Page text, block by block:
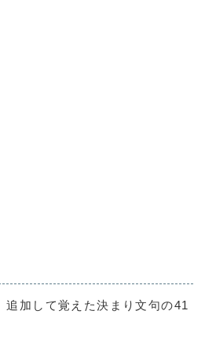
追加して覚えた決まり文句の41